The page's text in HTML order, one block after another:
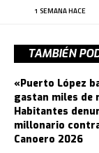
1 SEMANA HACE
TAMBIÉN
«Puerto López
gastan miles de
Habitantes
millonario
Canoero 2026